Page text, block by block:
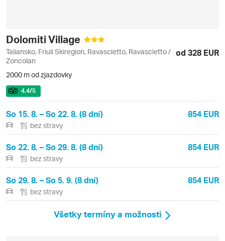
Dolomiti Village
Taliansko, Friuli Skiregion, Ravascletto, Ravascletto /
Zoncolan
od 328 EUR
2000 m od zjazdovky
4.4/5
So 15. 8. – So 22. 8. (8 dní) 854 EUR
bez stravy
So 22. 8. – So 29. 8. (8 dní) 854 EUR
bez stravy
So 29. 8. – So 5. 9. (8 dní) 854 EUR
bez stravy
Všetky termíny a možnosti